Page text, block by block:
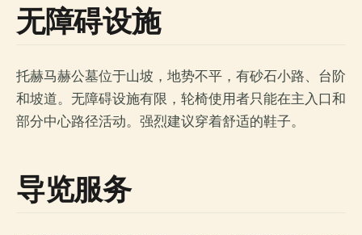
无障碍设施
托赫马赫公墓位于山坡，地势不平，有砂石小路、台阶
和坡道。无障碍设施有限，轮椅使用者只能在主入口和
部分中心路径活动。强烈建议穿着舒适的鞋子。
导览服务